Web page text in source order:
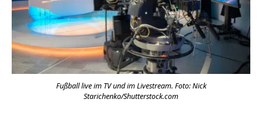
Fußball live im TV und im Livestream. Foto: Nick
Starichenko/Shutterstock.com